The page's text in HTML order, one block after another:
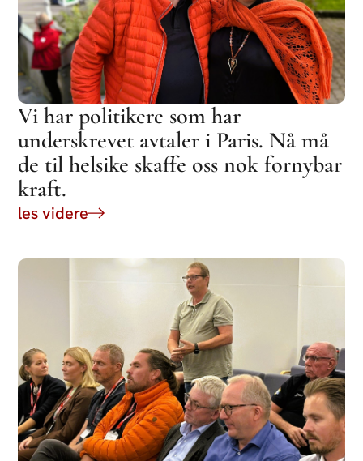
Vi har politikere som har
underskrevet avtaler i Paris. Nå må
de til helsike skaffe oss nok fornybar
kraft.
les videre